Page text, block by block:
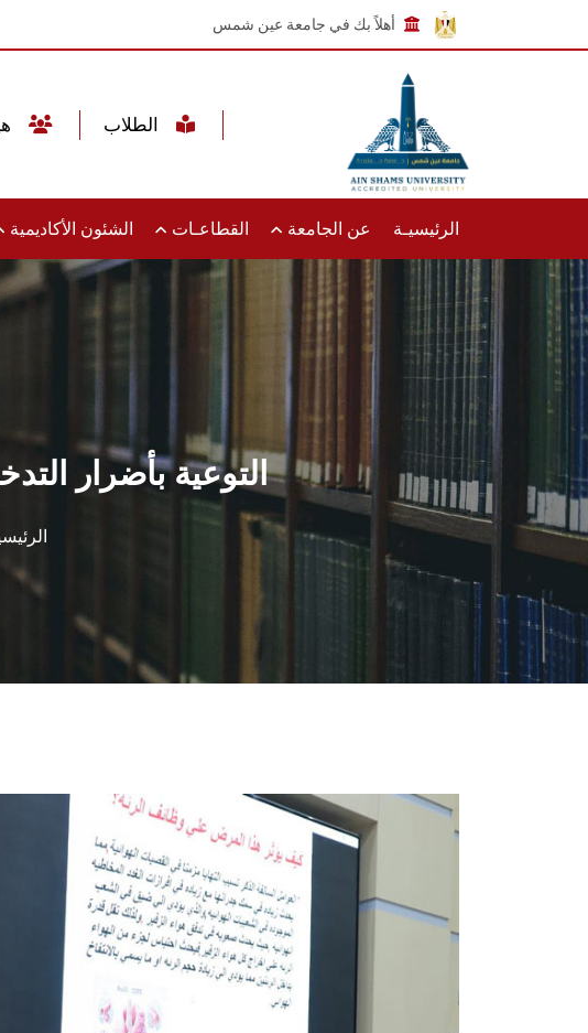
أهلاً بك في جامعة عين شمس
الرئيسيـة عن الجامعة القطاعـات الشئون الأكاديمية
التوعية بأضرار